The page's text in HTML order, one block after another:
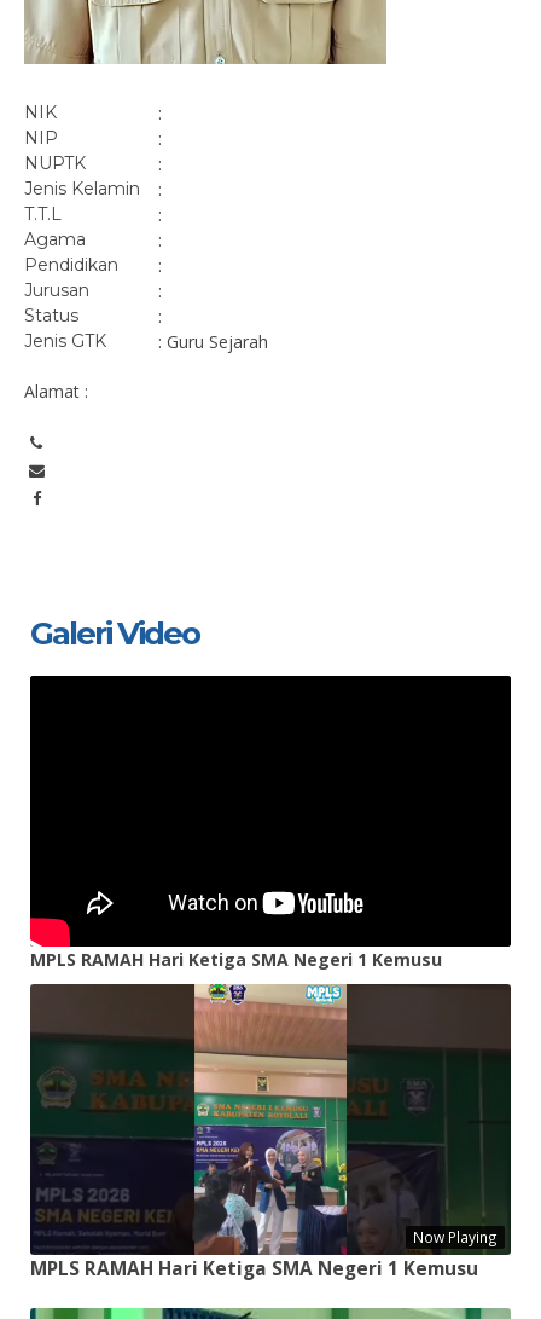
NIK :
NIP :
NUPTK :
Jenis Kelamin :
T.T.L :
Agama :
Pendidikan :
Jurusan :
Status :
Jenis GTK : Guru Sejarah
Alamat :
Galeri Video
MPLS RAMAH Hari Ketiga SMA Negeri 1 Kemusu
Now Playing
MPLS RAMAH Hari Ketiga SMA Negeri 1 Kemusu